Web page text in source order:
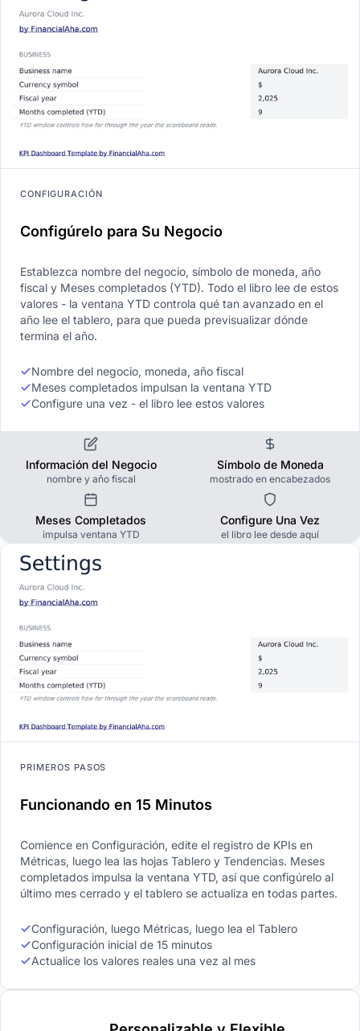
CONFIGURACIÓN
Configúrelo para Su Negocio
Establezca nombre del negocio, símbolo de moneda, año
fiscal y Meses completados (YTD). Todo el libro lee de estos
valores - la ventana YTD controla qué tan avanzado en el
año lee el tablero, para que pueda previsualizar dónde
termina el año.
Nombre del negocio, moneda, año fiscal
Meses completados impulsan la ventana YTD
Configure una vez - el libro lee estos valores
Información del Negocio
nombre y año fiscal
Símbolo de Moneda
mostrado en encabezados
Meses Completados
impulsa ventana YTD
Configure Una Vez
el libro lee desde aquí
PRIMEROS PASOS
Funcionando en 15 Minutos
Comience en Configuración, edite el registro de KPIs en
Métricas, luego lea las hojas Tablero y Tendencias. Meses
completados impulsa la ventana YTD, así que configúrelo al
último mes cerrado y el tablero se actualiza en todas partes.
Configuración, luego Métricas, luego lea el Tablero
Configuración inicial de 15 minutos
Actualice los valores reales una vez al mes